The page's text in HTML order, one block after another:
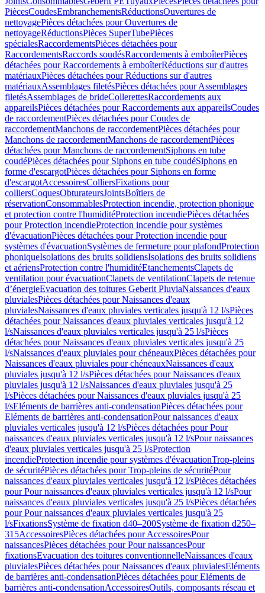
PiècesCoudesEmbranchementsRéductionsOuvertures de
nettoyagePièces détachées pour Ouvertures de
nettoyageRéductionsPièces SuperTubePièces
spécialesRaccordementsPièces détachées pour
RaccordementsRaccords soudésRaccordements à emboîterPièces
détachées pour Raccordements à emboîterRéductions sur d'autres
matériauxPièces détachées pour Réductions sur d'autres
matériauxAssemblages filetésPièces détachées pour Assemblages
filetésAssemblages de brideCollerettesRaccordements aux
appareilsPièces détachées pour Raccordements aux appareilsCoudes
de raccordementPièces détachées pour Coudes de
raccordementManchons de raccordementPièces détachées pour
Manchons de raccordementManchons de raccordementPièces
détachées pour Manchons de raccordementSiphons en tube
coudéPièces détachées pour Siphons en tube coudéSiphons en
forme d'escargotPièces détachées pour Siphons en forme
d'escargotAccessoiresColliersFixations pour
colliersCoquesObturateursJointsBoîtiers de
réservationConsommablesProtection incendie, protection phonique
et protection contre l'humiditéProtection incendiePièces détachées
pour Protection incendieProtection incendie pour systèmes
d'évacuationPièces détachées pour Protection incendie pour
systèmes d'évacuationSystèmes de fermeture pour plafondProtection
phoniqueIsolations des bruits solidiensIsolations des bruits solidiens
et aériensProtection contre l'humiditéEtanchementsClapets de
ventilation pour évacuationClapets de ventilationClapets de retenue
d’énergieEvacuation des toitures Geberit PluviaNaissances d'eaux
pluvialesPièces détachées pour Naissances d'eaux
pluvialesNaissances d'eaux pluviales verticales jusqu'à 12 l/sPièces
détachées pour Naissances d'eaux pluviales verticales jusqu'à 12
l/sNaissances d'eaux pluviales verticales jusqu'à 25 l/sPièces
détachées pour Naissances d'eaux pluviales verticales jusqu'à 25
l/sNaissances d'eaux pluviales pour chéneauxPièces détachées pour
Naissances d'eaux pluviales pour chéneauxNaissances d'eaux
pluviales jusqu'à 12 l/sPièces détachées pour Naissances d'eaux
pluviales jusqu'à 12 l/sNaissances d'eaux pluviales jusqu'à 25
l/sPièces détachées pour Naissances d'eaux pluviales jusqu'à 25
l/sEléments de barrières anti-condensationPièces détachées pour
Eléments de barrières anti-condensationPour naissances d'eaux
pluviales verticales jusqu'à 12 l/sPièces détachées pour Pour
naissances d'eaux pluviales verticales jusqu'à 12 l/sPour naissances
d'eaux pluviales verticales jusqu'à 25 l/sProtection
incendieProtection incendie pour systèmes d'évacuationTrop-pleins
de sécuritéPièces détachées pour Trop-pleins de sécuritéPour
naissances d'eaux pluviales verticales jusqu'à 12 l/sPièces détachées
pour Pour naissances d'eaux pluviales verticales jusqu'à 12 l/sPour
naissances d'eaux pluviales verticales jusqu'à 25 l/sPièces détachées
pour Pour naissances d'eaux pluviales verticales jusqu'à 25
l/sFixationsSystème de fixation d40–200Système de fixation d250–
315AccessoiresPièces détachées pour AccessoiresPour
naissancesPièces détachées pour Pour naissancesPour
fixationsEvacuation des toitures conventionnelleNaissances d'eaux
pluvialesPièces détachées pour Naissances d'eaux pluvialesEléments
de barrières anti-condensationPièces détachées pour Eléments de
barrières anti-condensationAccessoiresOutils, composants réseau et